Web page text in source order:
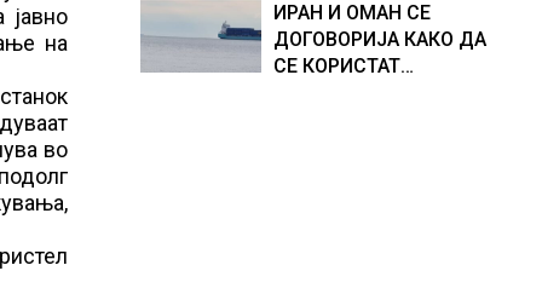
јавно
на
во
американски компании
и организации
ИРАН И ОМАН СЕ
ДОГОВОРИЈА КАКО ДА
СЕ КОРИСТАТ